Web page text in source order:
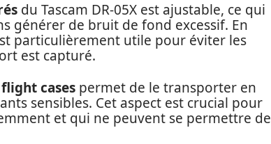
du Tascam DR-05X est ajustable, ce qui
générer de bruit de fond excessif. En
particulièrement utile pour éviter les
est capturé.
flight cases permet de le transporter en
sensibles. Cet aspect est crucial pour
et qui ne peuvent se permettre de